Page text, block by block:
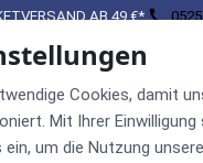
Cookies, damit
Mit Ihrer
um die Nutzung
AB 49 €*
SSL